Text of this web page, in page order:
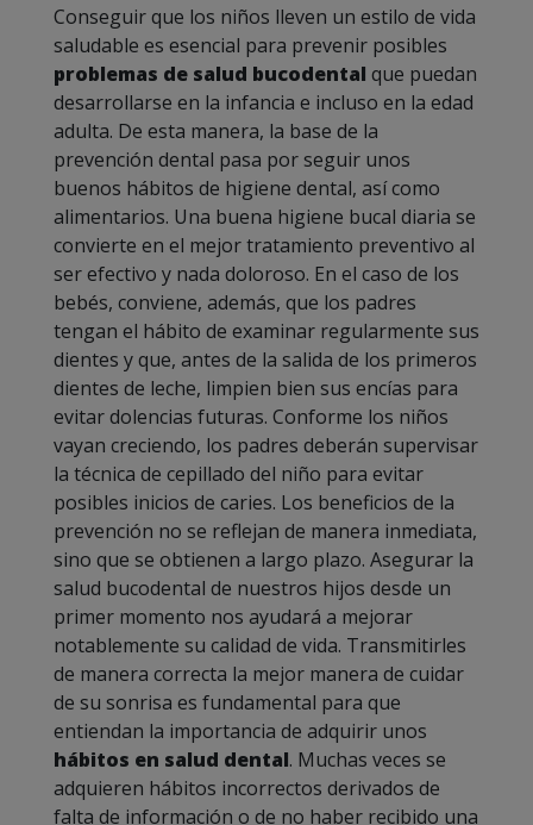
Conseguir que los niños lleven un estilo de vida
saludable es esencial para prevenir posibles
problemas de salud bucodental que puedan
desarrollarse en la infancia e incluso en la edad
adulta. De esta manera, la base de la
prevención dental pasa por seguir unos
buenos hábitos de higiene dental, así como
alimentarios. Una buena higiene bucal diaria se
convierte en el mejor tratamiento preventivo al
ser efectivo y nada doloroso. En el caso de los
bebés, conviene, además, que los padres
tengan el hábito de examinar regularmente sus
dientes y que, antes de la salida de los primeros
dientes de leche, limpien bien sus encías para
evitar dolencias futuras. Conforme los niños
vayan creciendo, los padres deberán supervisar
la técnica de cepillado del niño para evitar
posibles inicios de caries. Los beneficios de la
prevención no se reflejan de manera inmediata,
sino que se obtienen a largo plazo. Asegurar la
salud bucodental de nuestros hijos desde un
primer momento nos ayudará a mejorar
notablemente su calidad de vida. Transmitirles
de manera correcta la mejor manera de cuidar
de su sonrisa es fundamental para que
entiendan la importancia de adquirir unos
hábitos en salud dental. Muchas veces se
adquieren hábitos incorrectos derivados de
falta de información o de no haber recibido una